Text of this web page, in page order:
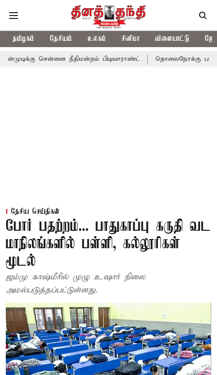
தமிழகம் தேசியம் உலகம் சினிமா விளையாட்டு
நீதிமன்றம் பிடிவாராண்ட் தொலைநோக்கு பார்வையுடன்
தேசிய செய்திகள்
போர் பதற்றம்... பாதுகாப்பு கருதி வட
மாநிலங்களில் பள்ளி, கல்லூரிகள்
மூடல்
ஜம்மு காஷ்மீரில் முழு உஷார் நிலை
அமல்படுத்தப்பட்டுள்ளது.